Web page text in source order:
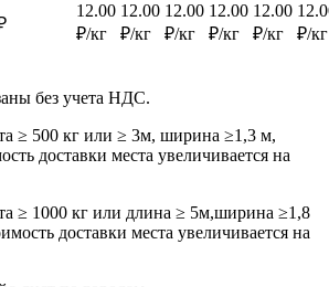
12.00
₽/кг
12.00
₽/кг
12.00
₽/кг
12.00
₽/кг
12.00
₽/кг
₽/кг
без учета НДС.
≥ 500 кг или ≥ 3м, ширина ≥1,3 м,
доставки места увеличивается на
≥ 1000 кг или длина ≥ 5м,ширина ≥1,8
доставки места увеличивается на